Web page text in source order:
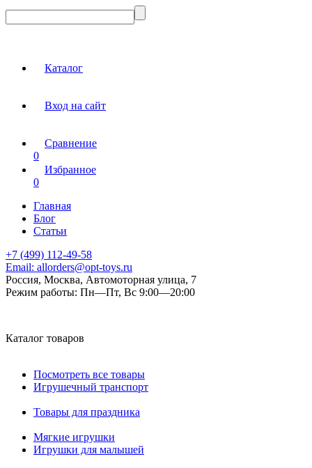
Каталог
Вход на сайт
Сравнение
0
Избранное
0
Главная
Блог
Статьи
+7 (499) 112-49-58
Email: allorders@opt-toys.ru
Россия, Москва, Автомоторная улица, 7
Режим работы: Пн—Пт, Вс 9:00—20:00
Каталог товаров
Посмотреть все товары
Игрушечный транспорт
Товары для праздника
Мягкие игрушки
Игрушки для малышей